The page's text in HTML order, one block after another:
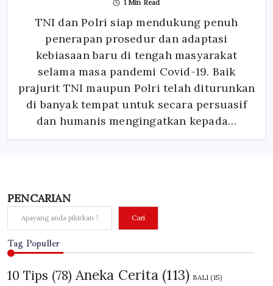
POLRI:
Dukung,
Adaptasi
Kegiatan
Baru
Di
Tengah
Masyarakat
1 Min Read
TNI dan Polri siap mendukung penuh
penerapan prosedur dan adaptasi
kebiasaan baru di tengah masyarakat
selama masa pandemi Covid-19. Baik
prajurit TNI maupun Polri telah diturunkan
di banyak tempat untuk secara persuasif
dan humanis mengingatkan kepada…
PENCARIAN
Cari
Tag Populler
10 Tips (78) Aneka Cerita (113) BALI (15)